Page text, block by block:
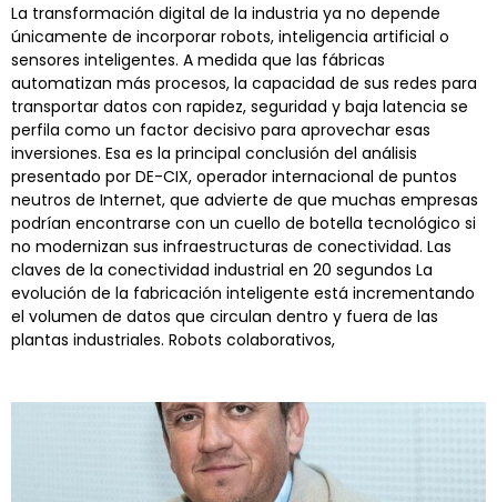
La transformación digital de la industria ya no depende
únicamente de incorporar robots, inteligencia artificial o
sensores inteligentes. A medida que las fábricas
automatizan más procesos, la capacidad de sus redes para
transportar datos con rapidez, seguridad y baja latencia se
perfila como un factor decisivo para aprovechar esas
inversiones. Esa es la principal conclusión del análisis
presentado por DE-CIX, operador internacional de puntos
neutros de Internet, que advierte de que muchas empresas
podrían encontrarse con un cuello de botella tecnológico si
no modernizan sus infraestructuras de conectividad. Las
claves de la conectividad industrial en 20 segundos La
evolución de la fabricación inteligente está incrementando
el volumen de datos que circulan dentro y fuera de las
plantas industriales. Robots colaborativos,